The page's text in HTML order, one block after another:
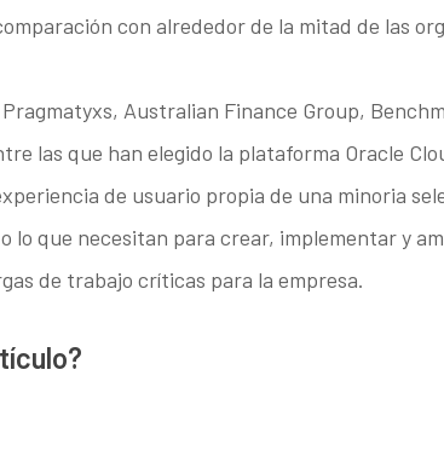
con alrededor de la mitad de las
Australian Finance Group,
las que han elegido la plataforma Oracle
de usuario propia de una minoria
lo que necesitan para crear, implementar y
de trabajo críticas para la empresa.